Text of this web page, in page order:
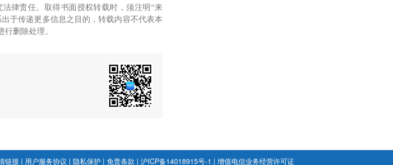
律责任。取得书面授权转载时，须注明“来
于传递更多信息之目的，转载内容不代表本
删除处理。
链接 | 用户服务协议 | 隐私保护 | 免责条款 | 沪ICP备14018915号-1 | 增值电信业务经营许可证